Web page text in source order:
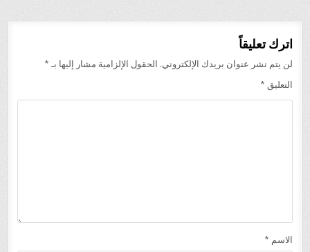
اترك تعليقاً
لن يتم نشر عنوان بريدك الإلكتروني. الحقول الإلزامية مشار إليها بـ *
التعليق *
الاسم *